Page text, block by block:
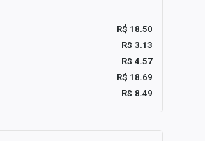
R$ 18.50
R$ 3.13
R$ 4.57
R$ 18.69
R$ 8.49